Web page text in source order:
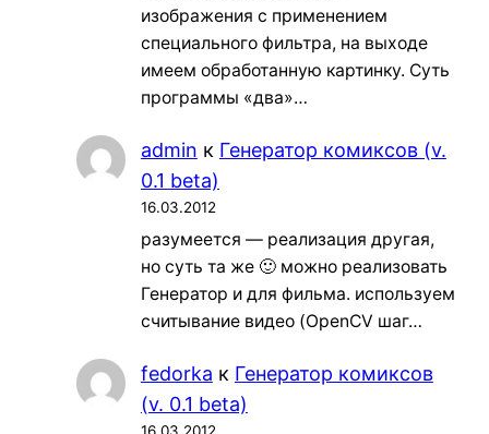
изображения с применением
специального фильтра, на выходе
имеем обработанную картинку. Суть
программы «два»…
admin к Генератор комиксов (v.
0.1 beta)
16.03.2012
разумеется — реализация другая,
но суть та же 🙂 можно реализовать
Генератор и для фильма. используем
считывание видео (OpenCV шаг…
fedorka к Генератор комиксов
(v. 0.1 beta)
16.03.2012